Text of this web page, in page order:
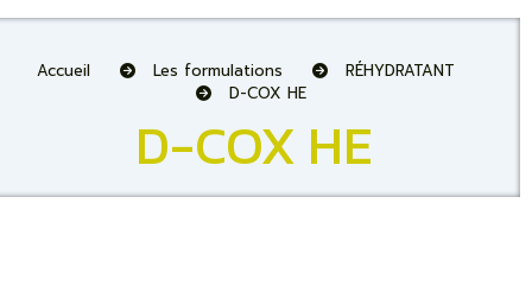
Accueil Les formulations
RÉHYDRATANT
D-COX HE
D-COX HE